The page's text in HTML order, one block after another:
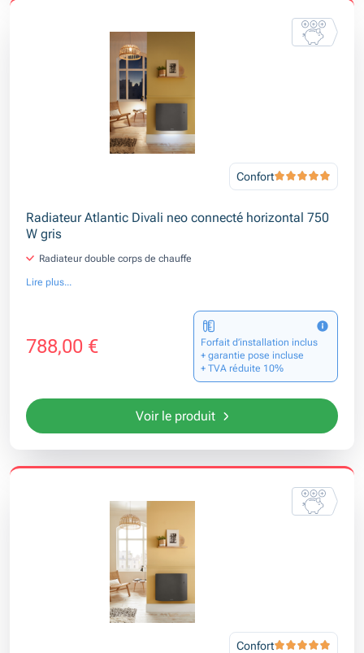
Confort
Radiateur Atlantic Divali neo connecté horizontal 750
W gris
Radiateur double corps de chauffe
Lire plus...
788,00 €
Forfait d’installation inclus
+ garantie pose incluse
+ TVA réduite 10%
Voir le produit
Confort